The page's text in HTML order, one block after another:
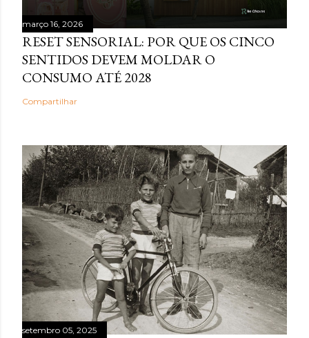
março 16, 2026
RESET SENSORIAL: POR QUE OS CINCO
SENTIDOS DEVEM MOLDAR O
CONSUMO ATÉ 2028
Compartilhar
setembro 05, 2025